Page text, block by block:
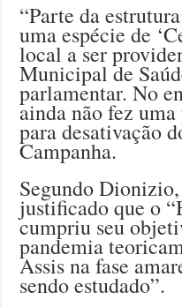
“Parte da
uma espécie de
local a ser
Municipal de
parlamentar. No
ainda não fez
para desativação
Campanha.
Segundo
justificado que o
cumpriu seu
pandemia
Assis na fase
sendo estudado”.